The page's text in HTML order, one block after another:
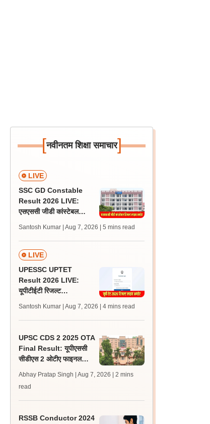
[नवीनतम शिक्षा समाचार]
LIVE
SSC GD Constable
Result 2026 LIVE:
एसएससी जीडी कांस्टेबल
लेटेस्ट अपडेट, स्कोरकार्ड लिंक
Santosh Kumar | Aug 7, 2026 | 5 mins read
LIVE
UPESSC UPTET
Result 2026 LIVE:
यूपीटीईटी रिजल्ट
जल्द, जानें लेटेस्ट अपडेट,
पासिंग मार्क्स
Santosh Kumar | Aug 7, 2026 | 4 mins read
UPSC CDS 2 2025 OTA
Final Result: यूपीएससी
सीडीएस 2 ओटीए फाइनल
जारी, 483 कैंडिडेट चयनित
Abhay Pratap Singh | Aug 7, 2026
| 2 mins
read
RSSB Conductor 2024